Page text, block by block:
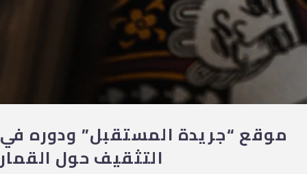
موقع “جريدة المستقبل” ودوره في
التثقيف حول القمار